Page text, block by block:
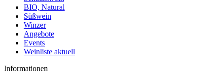
BIO, Natural
Süßwein
Winzer
Angebote
Events
Weinliste aktuell
Informationen